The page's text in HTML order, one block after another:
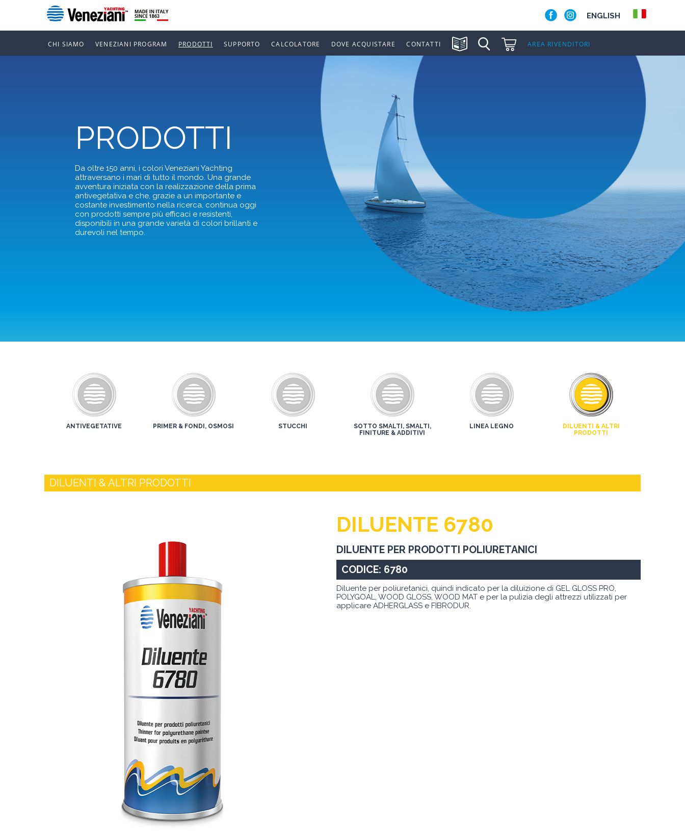
ENGLISH
CHI SIAMO VENEZIANI PROGRAM PRODOTTI SUPPORTO CALCOLATORE DOVE ACQUISTARE CONTATTI AREA RIVENDITORI
PRODOTTI
Da oltre 150 anni, i colori Veneziani Yachting
attraversano i mari di tutto il mondo. Una grande
avventura iniziata con la realizzazione della prima
antivegetativa e che, grazie a un importante e
costante investimento nella ricerca, continua oggi
con prodotti sempre più efficaci e resistenti,
disponibili in una grande varietà di colori brillanti e
durevoli nel tempo.
ANTIVEGETATIVE PRIMER & FONDI, OSMOSI STUCCHI
SOTTO SMALTI, SMALTI,
FINITURE & ADDITIVI
LINEA LEGNO
DILUENTI & ALTRI
PRODOTTI
DILUENTI & ALTRI PRODOTTI
DILUENTE 6780
DILUENTE PER PRODOTTI POLIURETANICI
CODICE: 6780
Diluente per poliuretanici, quindi indicato per la diluizione di GEL GLOSS PRO,
POLYGOAL, WOOD GLOSS, WOOD MAT e per la pulizia degli attrezzi utilizzati per
applicare ADHERGLASS e FIBRODUR.